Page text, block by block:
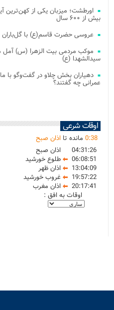
اورطشت؛ میزبان یکی از کهن‌ترین
بیش از ۶۰۰ سال
عروسی حضرت قاسم(ع) با گل‌باران
موکب مردمی بیت‌ الزهرا (س) آمل
سیدالشهدا (ع)
دهیاران بخش چلاو در گفت‌وگو با
عمرانی چه گفتند؟
اوقات شرعی
0:38 مانده تا اذان صبح
04:31:26
اذان صبح
06:08:51
طلوع خورشید
13:04:09
اذان ظهر
19:57:22
غروب خورشید
20:17:41
اذان مغرب
اوقات به افق :